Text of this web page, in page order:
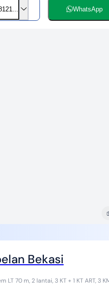
WhatsApp
Bekasi